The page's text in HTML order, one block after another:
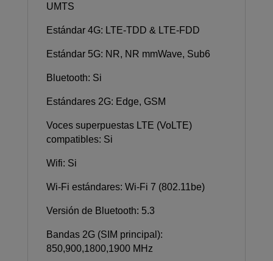
UMTS
Estándar 4G: LTE-TDD & LTE-FDD
Estándar 5G: NR, NR mmWave, Sub6
Bluetooth: Si
Estándares 2G: Edge, GSM
Voces superpuestas LTE (VoLTE)
compatibles: Si
Wifi: Si
Wi-Fi estándares: Wi-Fi 7 (802.11be)
Versión de Bluetooth: 5.3
Bandas 2G (SIM principal):
850,900,1800,1900 MHz